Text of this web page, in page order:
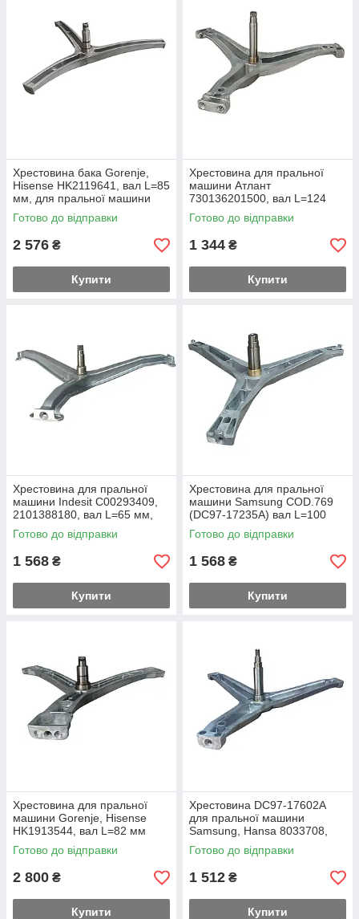
Хрестовина бака Gorenje,
Hisense HK2119641, вал L=85
мм, для пральної машини
Готово до відправки
2 576 ₴
Купити
Хрестовина для пральної
машини Атлант
730136201500, вал L=124
мм, втулка Ø​​​​​​​25 мм
Готово до відправки
1 344 ₴
Купити
Хрестовина для пральної
машини Indesit C00293409,
2101388180, вал L=65 мм,
втулка Ø​​​​​​​22 мм
Готово до відправки
1 568 ₴
Купити
Хрестовина для пральної
машини Samsung COD.769
(DC97-17235A) вал L=100
мм, втулка Ø35 мм
Готово до відправки
1 568 ₴
Купити
Хрестовина для пральної
машини Gorenje, Hisense
HK1913544, вал L=82 мм
Готово до відправки
2 800 ₴
Купити
Хрестовина DC97-17602A
для пральної машини
Samsung, Hansa 8033708,
вал L=128 мм
Готово до відправки
1 512 ₴
Купити